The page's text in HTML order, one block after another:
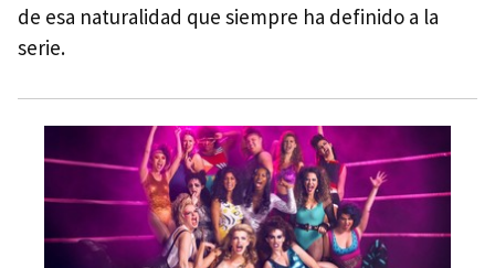
de esa naturalidad que siempre ha definido a la
serie.